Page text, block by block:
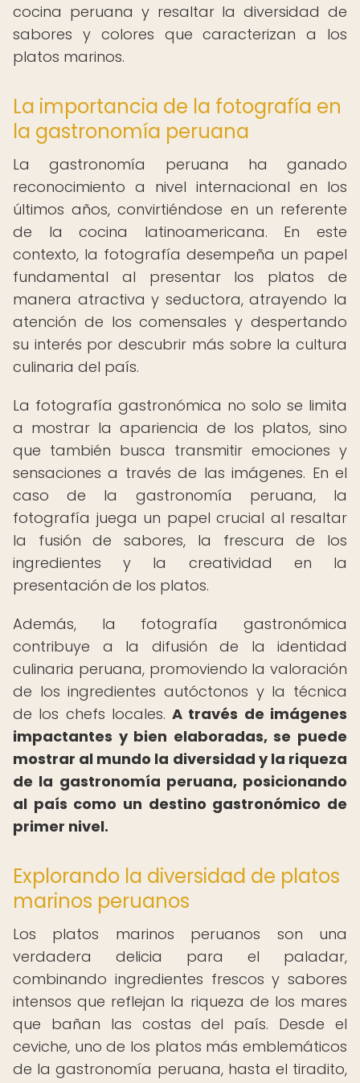
cocina peruana y resaltar la diversidad de
sabores y colores que caracterizan a los
platos marinos.
La importancia de la fotografía en
la gastronomía peruana
La gastronomía peruana ha ganado
reconocimiento a nivel internacional en los
últimos años, convirtiéndose en un referente
de la cocina latinoamericana. En este
contexto, la fotografía desempeña un papel
fundamental al presentar los platos de
manera atractiva y seductora, atrayendo la
atención de los comensales y despertando
su interés por descubrir más sobre la cultura
culinaria del país.
La fotografía gastronómica no solo se limita
a mostrar la apariencia de los platos, sino
que también busca transmitir emociones y
sensaciones a través de las imágenes. En el
caso de la gastronomía peruana, la
fotografía juega un papel crucial al resaltar
la fusión de sabores, la frescura de los
ingredientes y la creatividad en la
presentación de los platos.
Además, la fotografía gastronómica
contribuye a la difusión de la identidad
culinaria peruana, promoviendo la valoración
de los ingredientes autóctonos y la técnica
de los chefs locales.A través de imágenes
impactantes y bien elaboradas, se puede
mostrar al mundo la diversidad y la riqueza
de la gastronomía peruana, posicionando
al país como un destino gastronómico de
primer nivel.
Explorando la diversidad de platos
marinos peruanos
Los platos marinos peruanos son una
verdadera delicia para el paladar,
combinando ingredientes frescos y sabores
intensos que reflejan la riqueza de los mares
que bañan las costas del país. Desde el
ceviche, uno de los platos más emblemáticos
de la gastronomía peruana, hasta el tiradito,